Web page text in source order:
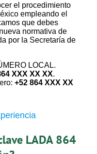
el procedimiento
empleando el
que debes
normativa de
por la Secretaría de
LOCAL.
XXX XX XX.
+52 864 XXX XX
LADA 864